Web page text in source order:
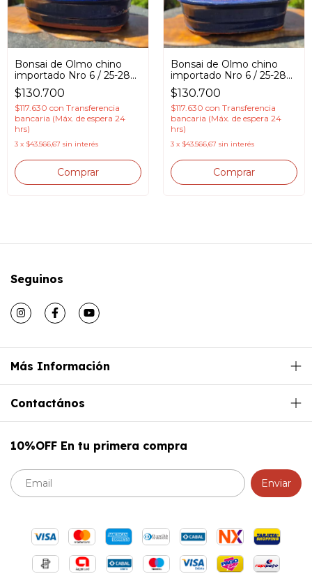
Bonsai de Olmo chino
importado Nro 6 / 25-28
cm / 18 años en Maceta
esmaltada
$130.700
$117.630 con Transferencia
bancaria (Máx. de espera 24
hrs)
3 x $43.566,67 sin interés
Bonsai de Olmo chino
importado Nro 6 / 25-28
cm / 18 años en Maceta
esmaltada
$130.700
$117.630 con Transferencia
bancaria (Máx. de espera 24
hrs)
3 x $43.566,67 sin interés
Seguinos
Más Información
Contactános
10%OFF En tu primera compra